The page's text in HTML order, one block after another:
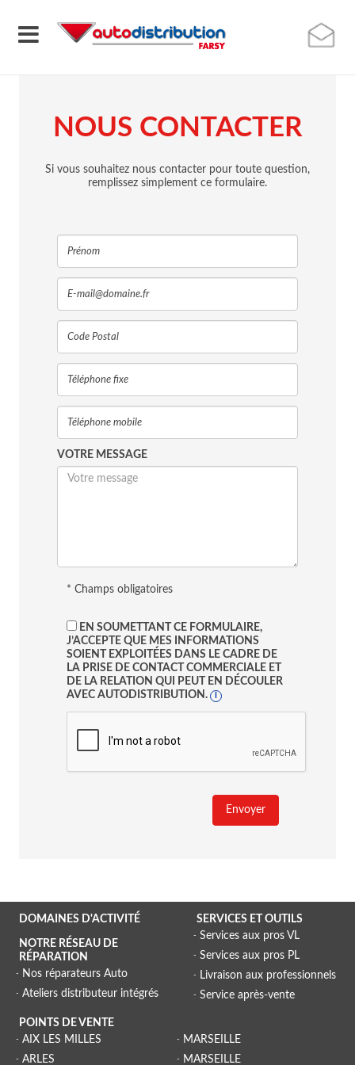
NOUS CONTACTER
Si vous souhaitez nous contacter pour toute question,
remplissez simplement ce formulaire.
VOTRE MESSAGE
* Champs obligatoires
EN SOUMETTANT CE FORMULAIRE,
J’ACCEPTE QUE MES INFORMATIONS
SOIENT EXPLOITÉES DANS LE CADRE DE
LA PRISE DE CONTACT COMMERCIALE ET
DE LA RELATION QUI PEUT EN DÉCOULER
AVEC AUTODISTRIBUTION.
Envoyer
DOMAINES D'ACTIVITÉ
NOTRE RÉSEAU DE
RÉPARATION
Nos réparateurs Auto
Ateliers distributeur intégrés
SERVICES ET OUTILS
Services aux pros VL
Services aux pros PL
Livraison aux professionnels
Service après-vente
POINTS DE VENTE
AIX LES MILLES
ARLES
MARSEILLE
MARSEILLE